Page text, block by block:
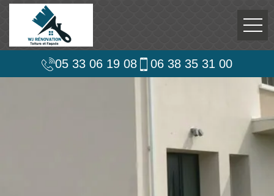
05 33 06 19 08 06 38 35 31 00